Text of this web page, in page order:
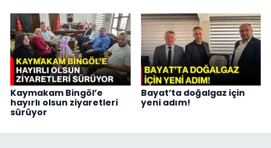
Kaymakam Bingöl’e
hayırlı olsun ziyaretleri
sürüyor
Bayat’ta doğalgaz için
yeni adım!